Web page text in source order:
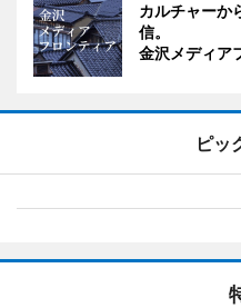
カルチャーか
信。
金沢メディア
ピッ